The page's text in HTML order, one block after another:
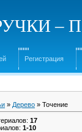
–
Регистрация
» Дерево » Точение
: 17
: 1-10